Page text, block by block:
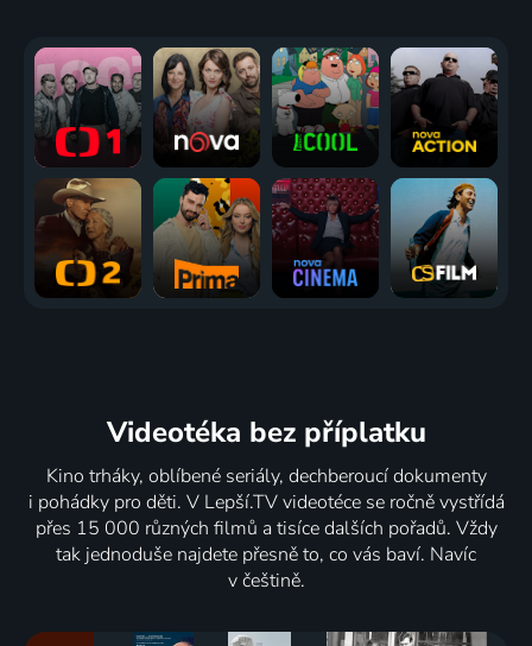
Videotéka bez příplatku
Kino trháky, oblíbené seriály, dechberoucí dokumenty
i pohádky pro děti. V Lepší.TV videotéce se ročně vystřídá
přes 15 000 různých filmů a tisíce dalších pořadů. Vždy
tak jednoduše najdete přesně to, co vás baví. Navíc
v češtině.